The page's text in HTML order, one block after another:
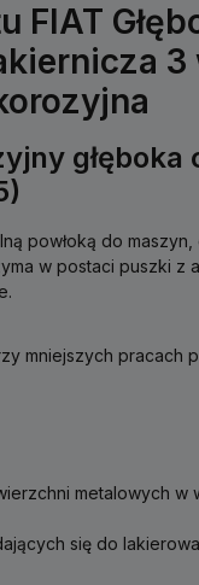
3
głęboka
powłoką do maszyn,
w postaci puszki z
mniejszych pracach
metalowych w
się do